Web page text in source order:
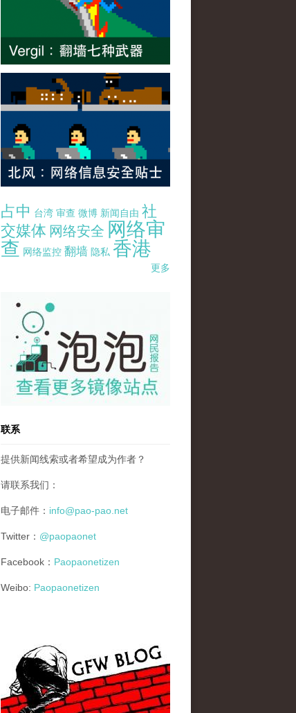
占中 台湾 审查 微博 新闻自由 社
交媒体 网络安全 网络审
查 网络监控 翻墙 隐私 香港
更多
pao-pao-banner-mirror-site-120814.jpg
联系
提供新闻线索或者希望成为作者？
请联系我们：
电子邮件： info@pao-pao.net
Twitter： @paopaonet
Facebook： Paopaonetizen
Weibo: Paopaonetizen
gfw_blog_small.jpg